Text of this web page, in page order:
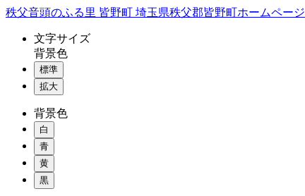
コ
秩父音頭のふる里 皆野町 埼玉県秩父郡皆野町ホームページ
文字サイズ
背景色
標準
拡大
背景色
白
青
黄
黒